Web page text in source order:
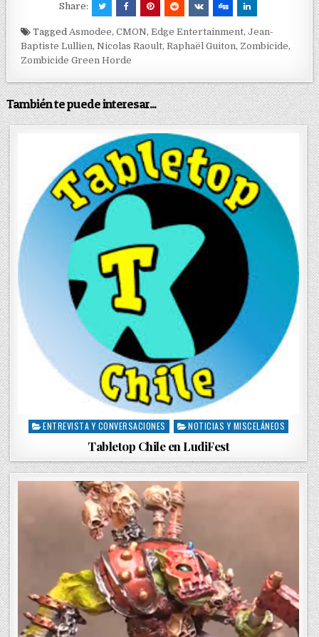
Share:
TaggedAsmodee,CMON,Edge Entertainment,Jean-
Baptiste Lullien,Nicolas Raoult,Raphaël Guiton, Zombicide,
Zombicide Green Horde
También te puede interesar...
P
t
e
ENTREVISTA Y CONVERSACIONES NOTICIAS Y MISCELÁNEOS
Tabletop Chile en LudiFest